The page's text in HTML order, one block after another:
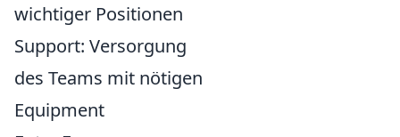
wichtiger Positionen
Support: Versorgung
des Teams mit nötigen
Equipment